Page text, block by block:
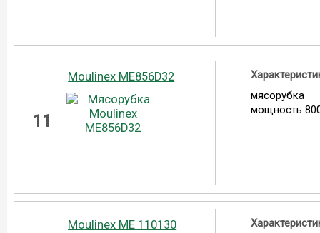
11
Moulinex ME856D32
мясорубка
мощность
Moulinex ME 110130